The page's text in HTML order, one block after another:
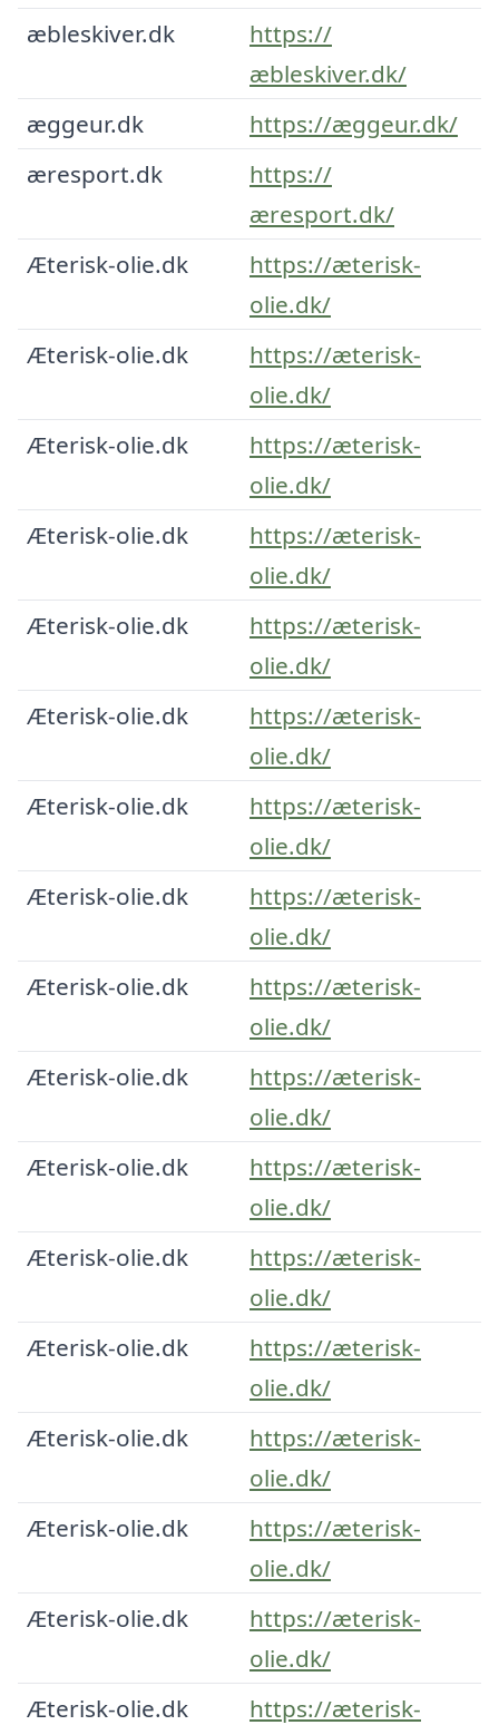
æbleskiver.dk
https://
æbleskiver.dk/
æggeur.dk
https://æggeur.dk/
æresport.dk
https://
æresport.dk/
Æterisk-olie.dk
https://æterisk-
olie.dk/
Æterisk-olie.dk
https://æterisk-
olie.dk/
Æterisk-olie.dk
https://æterisk-
olie.dk/
Æterisk-olie.dk
https://æterisk-
olie.dk/
Æterisk-olie.dk
https://æterisk-
olie.dk/
Æterisk-olie.dk
https://æterisk-
olie.dk/
Æterisk-olie.dk
https://æterisk-
olie.dk/
Æterisk-olie.dk
https://æterisk-
olie.dk/
Æterisk-olie.dk
https://æterisk-
olie.dk/
Æterisk-olie.dk
https://æterisk-
olie.dk/
Æterisk-olie.dk
https://æterisk-
olie.dk/
Æterisk-olie.dk
https://æterisk-
olie.dk/
Æterisk-olie.dk
https://æterisk-
olie.dk/
Æterisk-olie.dk
https://æterisk-
olie.dk/
Æterisk-olie.dk
https://æterisk-
olie.dk/
Æterisk-olie.dk
https://æterisk-
olie.dk/
Æterisk-olie.dk
https://æterisk-